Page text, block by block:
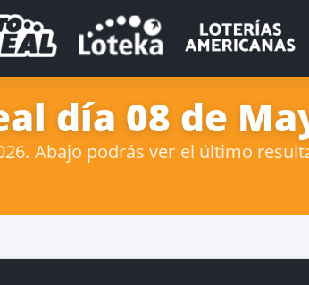
día 08 de
Abajo podrás ver el último